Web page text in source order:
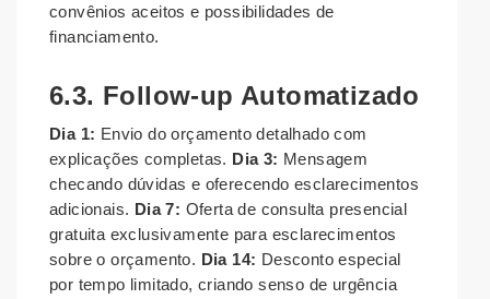
convênios aceitos e possibilidades de
financiamento.
6.3. Follow-up Automatizado
Dia 1: Envio do orçamento detalhado com
explicações completas. Dia 3: Mensagem
checando dúvidas e oferecendo esclarecimentos
adicionais. Dia 7: Oferta de consulta presencial
gratuita exclusivamente para esclarecimentos
sobre o orçamento. Dia 14: Desconto especial
por tempo limitado, criando senso de urgência